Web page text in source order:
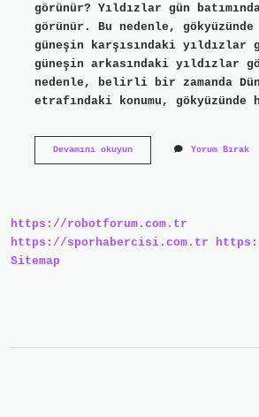
görünür? Yıldızlar gün
görünür. Bu nedenle, gökyüzünde
güneşin karşısındaki yıldızlar
güneşin arkasındaki yıldızlar
nedenle, belirli bir zamanda
etrafındaki konumu, gökyüzünde
Devamını okuyunHangi
Görünür
Yorum Bırak
https://robotforum.com.tr
https://sporhabercisi.com.tr
Sitemap